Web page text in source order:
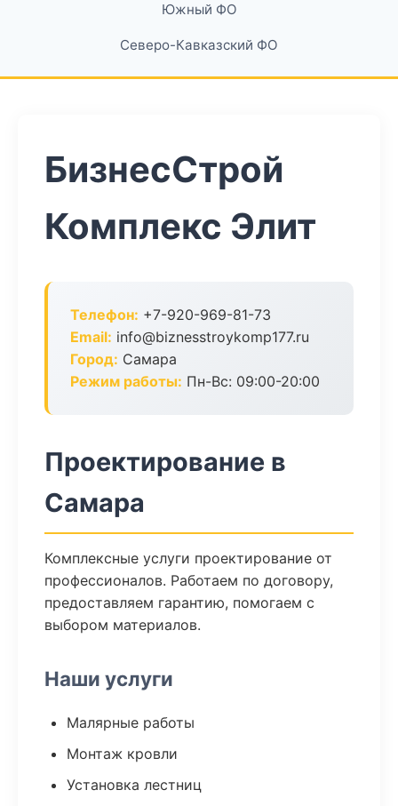
Южный ФО
Северо-Кавказский ФО
БизнесСтрой
Комплекс Элит
Телефон: +7-920-969-81-73
Email: info@biznesstroykomp177.ru
Город: Самара
Режим работы: Пн-Вс: 09:00-20:00
Проектирование в
Самара
Комплексные услуги проектирование от
профессионалов. Работаем по договору,
предоставляем гарантию, помогаем с
выбором материалов.
Наши услуги
Малярные работы
Монтаж кровли
Установка лестниц